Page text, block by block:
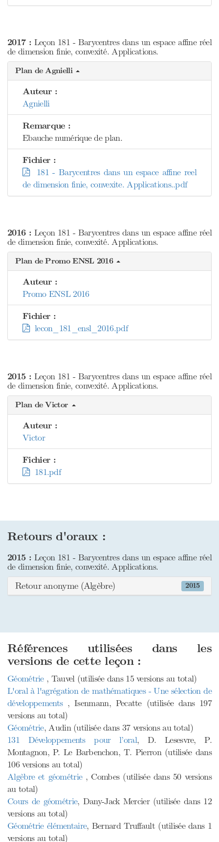
2017 : Leçon 181 - Barycentres dans un espace affine réel
de dimension finie, convexité. Applications.
Plan de Agnielli
Auteur :
Agnielli
Remarque :
Ebauche numérique de plan.
Fichier :
181 - Barycentres dans un espace affine reel
de dimension finie, convexite. Applications..pdf
2016 : Leçon 181 - Barycentres dans un espace affine réel
de dimension finie, convexité. Applications.
Plan de Promo ENSL 2016
Auteur :
Promo ENSL 2016
Fichier :
lecon_181_ensl_2016.pdf
2015 : Leçon 181 - Barycentres dans un espace affine réel
de dimension finie, convexité. Applications.
Plan de Victor
Auteur :
Victor
Fichier :
181.pdf
Retours d'oraux :
2015 : Leçon 181 - Barycentres dans un espace affine réel
de dimension finie, convexité. Applications.
2015
Retour anonyme (Algèbre)
Références utilisées dans les
versions de cette leçon :
Géométrie , Tauvel (utilisée dans 15 versions au total)
L'oral à l'agrégation de mathématiques - Une sélection de
développements , Isenmann, Pecatte (utilisée dans 197
versions au total)
Géométrie, Audin (utilisée dans 37 versions au total)
131 Développements pour l’oral, D. Lesesvre, P.
Montagnon, P. Le Barbenchon, T. Pierron (utilisée dans
106 versions au total)
Algèbre et géométrie , Combes (utilisée dans 50 versions
au total)
Cours de géométrie, Dany-Jack Mercier (utilisée dans 12
versions au total)
Géométrie élémentaire, Bernard Truffault (utilisée dans 1
versions au total)